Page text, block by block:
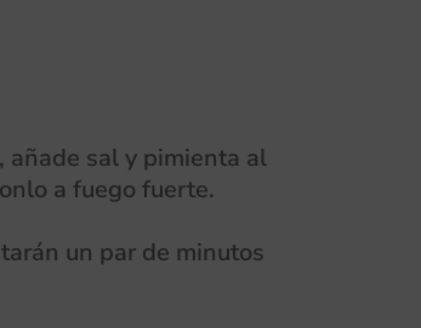
añade sal y pimienta al
a fuego fuerte.
un par de minutos